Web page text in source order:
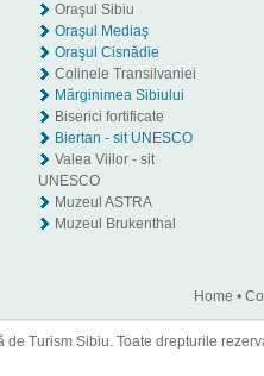
Oraşul Sibiu
Oraşul Mediaş
Oraşul Cisnădie
Colinele Transilvaniei
Mărginimea Sibiului
Biserici fortificate
Biertan - sit UNESCO
Valea Viilor - sit
UNESCO
Muzeul ASTRA
Muzeul Brukenthal
Home •
Turism Sibiu. Toate drepturile